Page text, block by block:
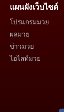
แผนผังเว็บไซต์
โปรแกรมมวย
ผลมวย
ข่าวมวย
ไฮไลท์มวย